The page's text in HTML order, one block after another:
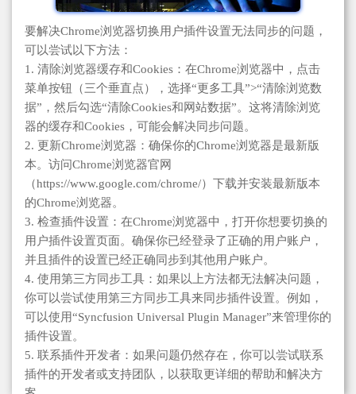
要解决Chrome浏览器切换用户插件设置无法同步的问题，
可以尝试以下方法：
1. 清除浏览器缓存和Cookies：在Chrome浏览器中，点击
菜单按钮（三个垂直点），选择“更多工具”>“清除浏览数
据”，然后勾选“清除Cookies和网站数据”。这将清除浏览
器的缓存和Cookies，可能会解决同步问题。
2. 更新Chrome浏览器：确保你的Chrome浏览器是最新版
本。访问Chrome浏览器官网
（https://www.google.com/chrome/）下载并安装最新版本
的Chrome浏览器。
3. 检查插件设置：在Chrome浏览器中，打开你想要切换的
用户插件设置页面。确保你已经登录了正确的用户账户，
并且插件的设置已经正确同步到其他用户账户。
4. 使用第三方同步工具：如果以上方法都无法解决问题，
你可以尝试使用第三方同步工具来同步插件设置。例如，
可以使用“Syncfusion Universal Plugin Manager”来管理你的
插件设置。
5. 联系插件开发者：如果问题仍然存在，你可以尝试联系
插件的开发者或支持团队，以获取更详细的帮助和解决方